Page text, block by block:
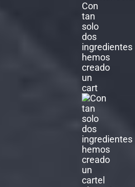
Con
tan
solo
dos
ingredientes
hemos
creado
un
cart